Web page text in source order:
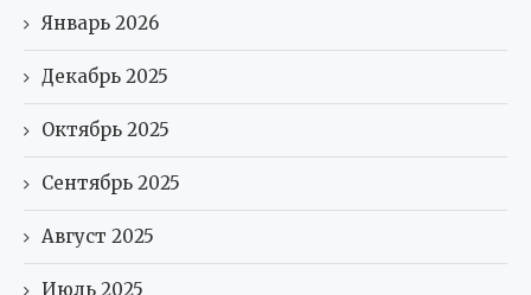
Январь 2026
Декабрь 2025
Октябрь 2025
Сентябрь 2025
Август 2025
Июль 2025